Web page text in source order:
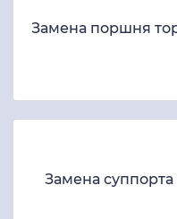
Замена поршня
Замена